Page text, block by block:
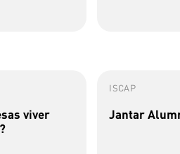
viver
ISCAP
Jantar